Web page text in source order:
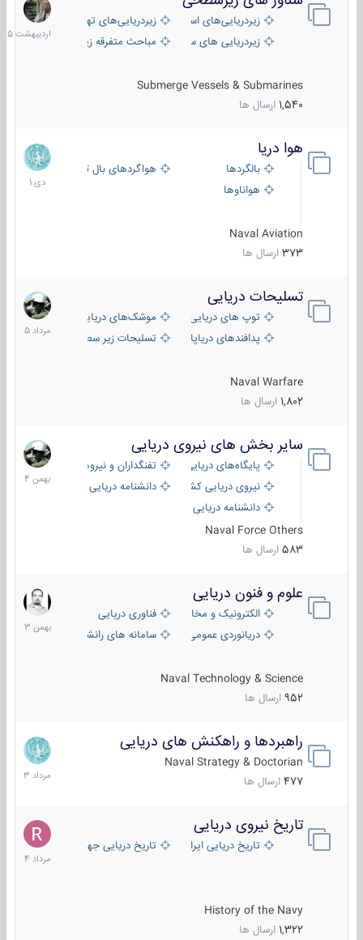
زیردریایی‌های استراتژیکزیردریایی‌های تهاجمی
زیردریایی های سبک
مباحث متفرقه زیرسطحی
Submerge Vessels & Submarines
1,540 ارسال ها
1405
هوا دریا
بالگردها
هواگردهای بال ثابت
هواناوها
Naval Aviation
373 ارسال ها
12
دی
1401
تسلیحات دریایی
توپ های دریایی
موشک‌های دریایی
پدافندهای دریاپایه
تسلیحات زیر سطحی
Naval Warfare
1,802 ارسال ها
2
مرداد
1405
سایر بخش های نیروی دریایی
پایگاه‌های دریایی
تفنگداران و نیروهای ویژه‌ی دریایی
نیروی دریایی کشورهای مختلفدانشنامه دریایی
دانشنامه دریایی کپی
Naval Force Others
583 ارسال ها
22
بهمن
1404
علوم و فنون دریایی
الکترونیک و مخابرات دریاییفناوری دریایی
دریانوردی عمومی
سامانه های رانشی دریایی
Naval Technology & Science
952 ارسال ها
6
بهمن
1403
راهبردها و راهکنش های دریایی
Naval Strategy & Doctorian
477 ارسال ها
2
مرداد
1403
تاریخ نیروی دریایی
تاریخ دریایی ایران تاریخ دریایی جهان
History of the Navy
1,322 ارسال ها
16
مرداد
1404